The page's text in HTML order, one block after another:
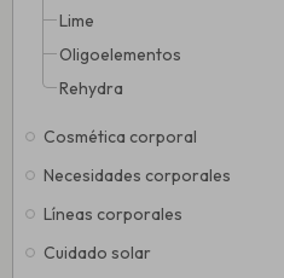
Lime
Oligoelementos
Rehydra
Cosmética corporal
Necesidades corporales
Líneas corporales
Cuidado solar